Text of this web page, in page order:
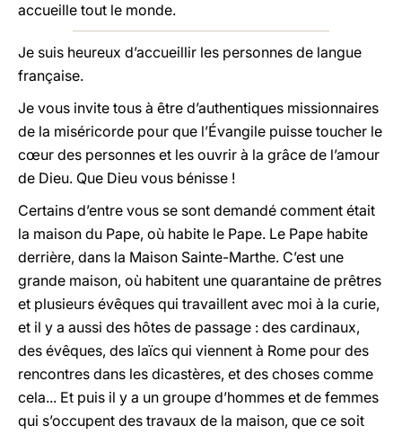
accueille tout le monde.
Je suis heureux d’accueillir les personnes de langue
française.
Je vous invite tous à être d’authentiques missionnaires
de la miséricorde pour que l’Évangile puisse toucher le
cœur des personnes et les ouvrir à la grâce de l’amour
de Dieu. Que Dieu vous bénisse !
Certains d’entre vous se sont demandé comment était
la maison du Pape, où habite le Pape. Le Pape habite
derrière, dans la Maison Sainte-Marthe. C’est une
grande maison, où habitent une quarantaine de prêtres
et plusieurs évêques qui travaillent avec moi à la curie,
et il y a aussi des hôtes de passage : des cardinaux,
des évêques, des laïcs qui viennent à Rome pour des
rencontres dans les dicastères, et des choses comme
cela... Et puis il y a un groupe d’hommes et de femmes
qui s’occupent des travaux de la maison, que ce soit